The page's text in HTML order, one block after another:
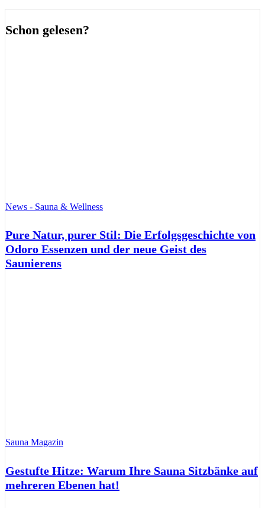
Schon gelesen?
News - Sauna & Wellness
Pure Natur, purer Stil: Die Erfolgsgeschichte von
Odoro Essenzen und der neue Geist des
Saunierens
Sauna Magazin
Gestufte Hitze: Warum Ihre Sauna Sitzbänke auf
mehreren Ebenen hat!